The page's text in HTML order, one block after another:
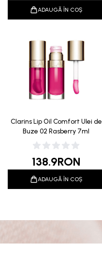
ADAUGĂ ÎN COȘ
Clarins Lip Oil Comfort Ulei de
Buze 02 Rasberry 7ml
138.9RON
ADAUGĂ ÎN COȘ